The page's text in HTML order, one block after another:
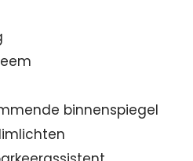
binnenspiegel